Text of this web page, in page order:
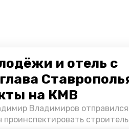
и отель с
на КМВ
Владимиров